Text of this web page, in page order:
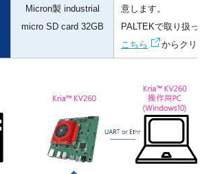
Micron製 industrial
micro SD card 32GB
意します。
PALTEKで取り扱っ
こちら
からクリッ